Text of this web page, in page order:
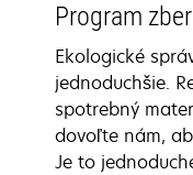
Program
Ekologické
jednoduchšie.
spotrebný
dovoľte nám,
Je to